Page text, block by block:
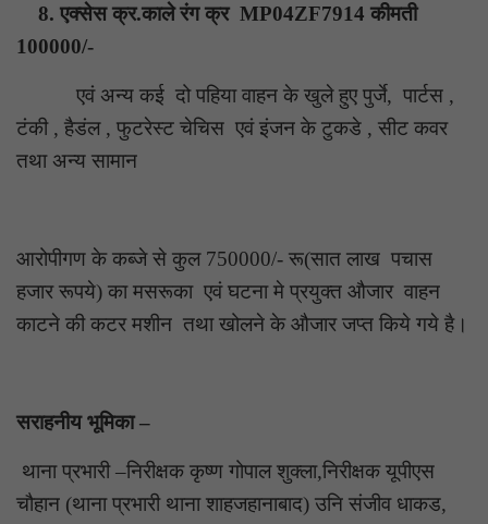
8. एक्सेस क्र.काले रंग क्र MP04ZF7914 कीमती
100000/-
एवं अन्य कई दो पहिया वाहन के खुले हुए पुर्जे, पार्टस ,
टंकी , हैडंल , फुटरेस्ट चेचिस एवं इंजन के टुकडे , सीट कवर
तथा अन्य सामान
आरोपीगण के कब्जे से कुल 750000/- रू(सात लाख पचास
हजार रूपये) का मसरूका एवं घटना मे प्रयुक्त औजार वाहन
काटने की कटर मशीन तथा खोलने के औजार जप्त किये गये है।
सराहनीय भूमिका –
थाना प्रभारी –निरीक्षक कृष्ण गोपाल शुक्ला,निरीक्षक यूपीएस
चौहान (थाना प्रभारी थाना शाहजहानाबाद) उनि संजीव धाकड,